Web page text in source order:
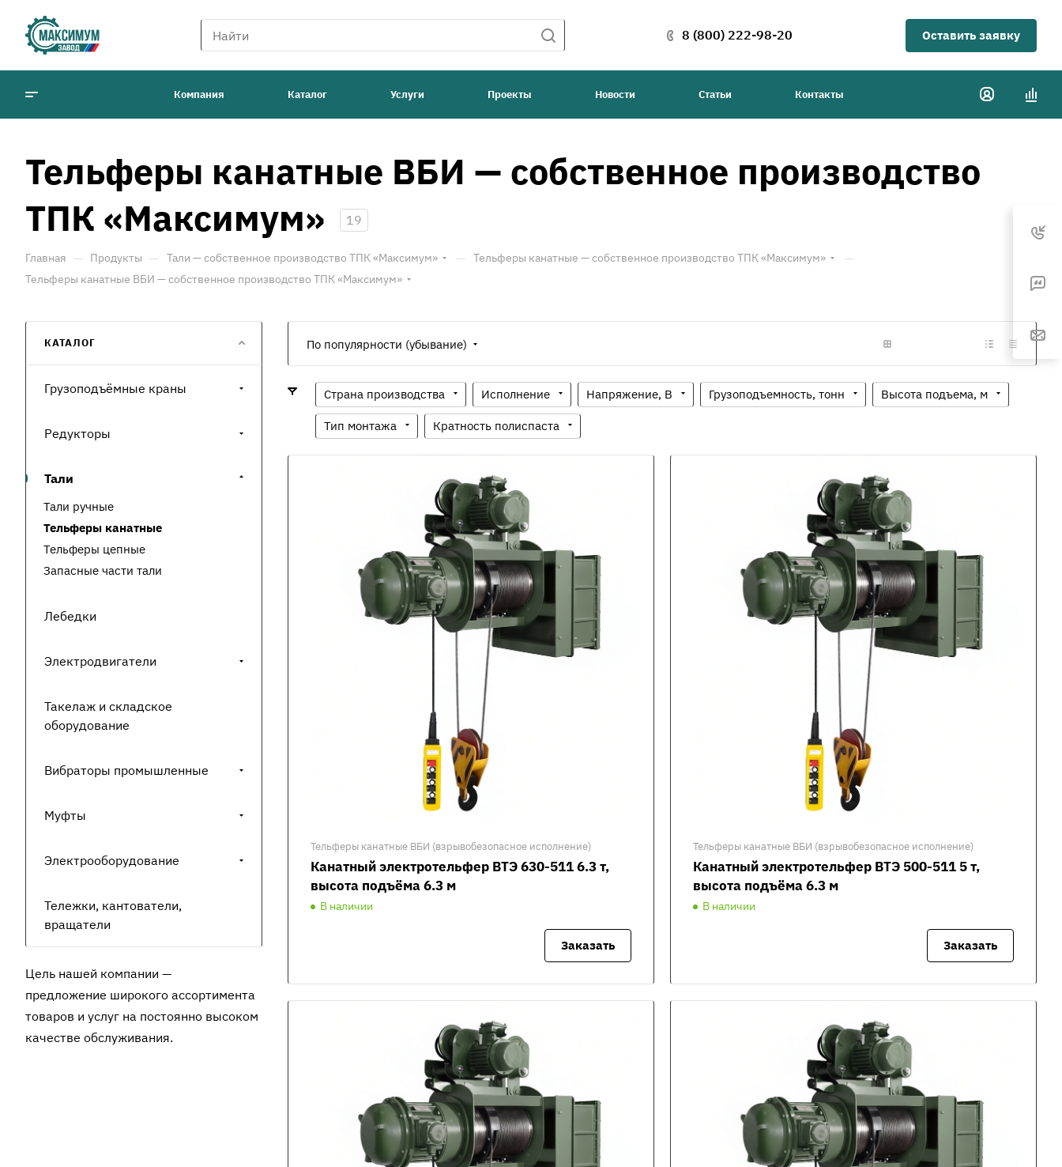
8 (800) 222-98-20 Оставить заявку
Компания Каталог Услуги Проекты Новости Статьи Контакты
Тельферы канатные ВБИ — собственное производство
ТПК «Максимум»
19
Главная — Продукты — Тали — собственное производство ТПК «Максимум» — Тельферы канатные — собственное производство ТПК «Максимум» —
Тельферы канатные ВБИ — собственное производство ТПК «Максимум»
По популярности (убывание)
Страна производства Исполнение Напряжение, В Грузоподъемность, тонн Высота подъема, м
Тип монтажа Кратность полиспаста
Тельферы канатные ВБИ (взрывобезопасное исполнение)
Канатный электротельфер ВТЭ 630-511 6.3 т,
высота подъёма 6.3 м
В наличии
Заказать
Тельферы канатные ВБИ (взрывобезопасное исполнение)
Канатный электротельфер ВТЭ 500-511 5 т,
высота подъёма 6.3 м
В наличии
Заказать
КАТАЛОГ
Грузоподъёмные краны
Редукторы
Тали
Тали ручные
Тельферы канатные
Тельферы цепные
Запасные части тали
Лебедки
Электродвигатели
Такелаж и складское
оборудование
Вибраторы промышленные
Муфты
Электрооборудование
Тележки, кантователи,
вращатели
Цель нашей компании —
предложение широкого ассортимента
товаров и услуг на постоянно высоком
качестве обслуживания.